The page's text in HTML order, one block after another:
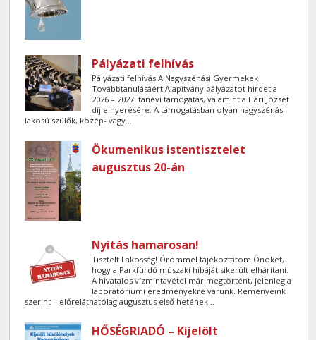
Pályázati felhívás
Pályázati felhívás A Nagyszénási Gyermekek
Továbbtanulásáért Alapítvány pályázatot hirdet a
2026 – 2027. tanévi támogatás, valamint a Hári József
díj elnyerésére. A támogatásban olyan nagyszénási
lakosú szülők, közép- vagy...
Ökumenikus istentisztelet
augusztus 20-án
Nyitás hamarosan!
Tisztelt Lakosság! Örömmel tájékoztatom Önöket,
hogy a Parkfürdő műszaki hibáját sikerült elhárítani.
A hivatalos vízmintavétel már megtörtént, jelenleg a
laboratóriumi eredményekre várunk. Reményeink
szerint – előreláthatólag augusztus első hetének...
HŐSÉGRIADÓ – Kijelölt